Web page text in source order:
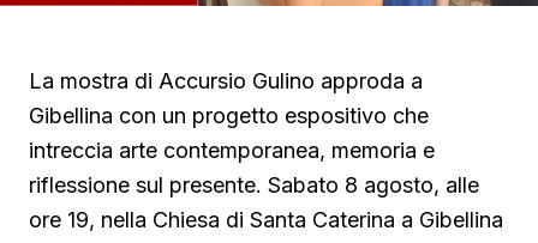
La mostra di Accursio Gulino approda a
Gibellina con un progetto espositivo che
intreccia arte contemporanea, memoria e
riflessione sul presente. Sabato 8 agosto, alle
ore 19, nella Chiesa di Santa Caterina a Gibellina